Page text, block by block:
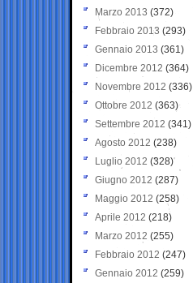
Marzo 2013 (372)
Febbraio 2013 (293)
Gennaio 2013 (361)
Dicembre 2012 (364)
Novembre 2012 (336)
Ottobre 2012 (363)
Settembre 2012 (341)
Agosto 2012 (238)
Luglio 2012 (328)
Giugno 2012 (287)
Maggio 2012 (258)
Aprile 2012 (218)
Marzo 2012 (255)
Febbraio 2012 (247)
Gennaio 2012 (259)